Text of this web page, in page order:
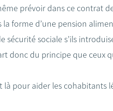
prévoir dans ce contrat
la forme d’une pension
sécurité sociale s’ils
donc du principe que ceux
là pour aider les cohabitants